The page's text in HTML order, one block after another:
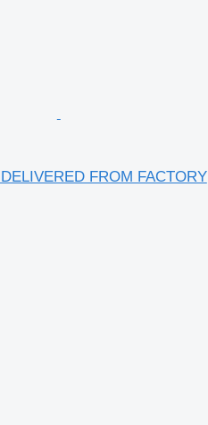
FROM FACTORY